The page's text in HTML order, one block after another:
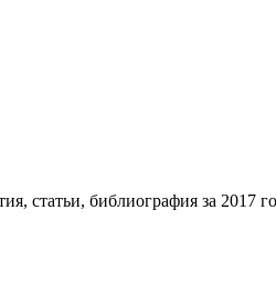
статьи, библиография за